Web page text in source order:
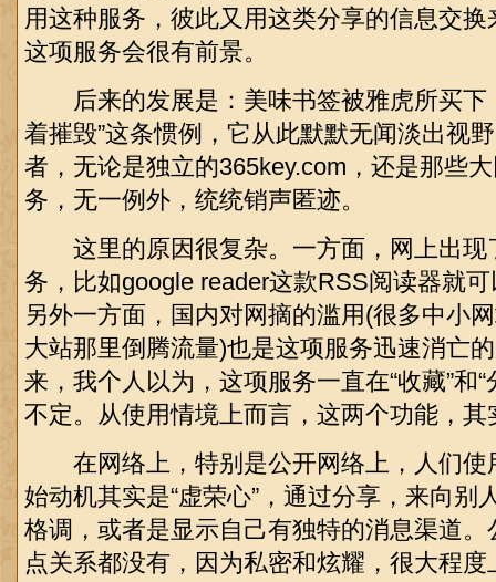
用这种服务，彼此又用这类分享的信息交
这项服务会很有前景。
后来的发展是：美味书签被雅虎所买下
着摧毁”这条惯例，它从此默默无闻淡出视
者，无论是独立的365key.com，还是那些
务，无一例外，统统销声匿迹。
这里的原因很复杂。一方面，网上出现
务，比如google reader这款RSS阅读器就
另外一方面，国内对网摘的滥用(很多中小
大站那里倒腾流量)也是这项服务迅速消亡
来，我个人以为，这项服务一直在“收藏”和
不定。从使用情境上而言，这两个功能，其
在网络上，特别是公开网络上，人们使
始动机其实是“虚荣心”，通过分享，来向别
格调，或者是显示自己有独特的消息渠道
点关系都没有，因为私密和炫耀，很大程度